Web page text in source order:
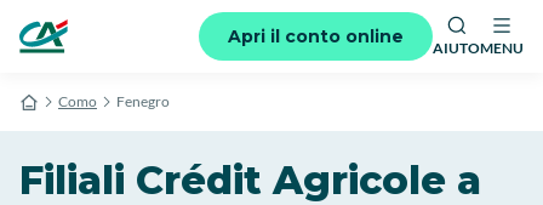
Apri il conto online
AIUTOMENU
Como Fenegro
Filiali Crédit Agricole a